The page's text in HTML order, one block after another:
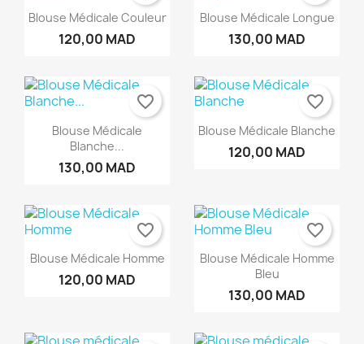
Connexion
Blouse Médicale Couleur
120,00 MAD
Blouse Médicale Longue
130,00 MAD
Blouse Médicale
Blanche...
130,00 MAD
favorite_border
Blouse Médicale Blanche
120,00 MAD
favorite_border
Blouse Médicale Homme
120,00 MAD
favorite_border
Blouse Médicale Homme
Bleu
130,00 MAD
favorite_border